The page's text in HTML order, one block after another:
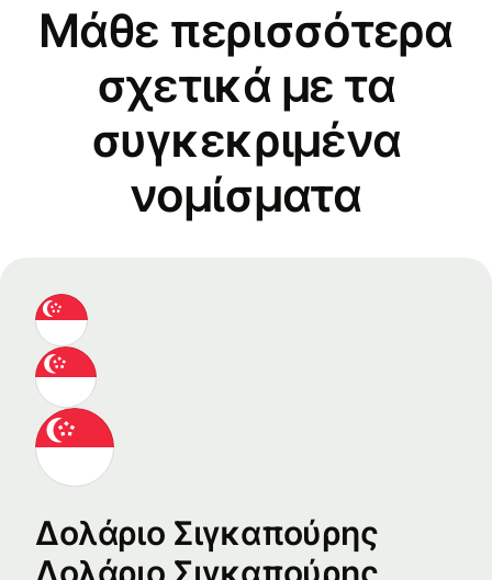
Μάθε περισσότερα
σχετικά με τα
συγκεκριμένα
νομίσματα
Δολάριο Σιγκαπούρης